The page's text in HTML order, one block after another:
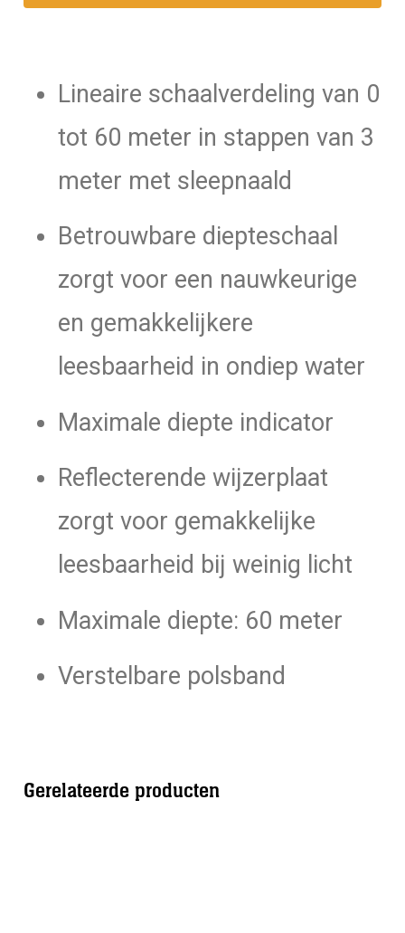
Lineaire schaalverdeling van 0
tot 60 meter in stappen van 3
meter met sleepnaald
Betrouwbare diepteschaal
zorgt voor een nauwkeurige
en gemakkelijkere
leesbaarheid in ondiep water
Maximale diepte indicator
Reflecterende wijzerplaat
zorgt voor gemakkelijke
leesbaarheid bij weinig licht
Maximale diepte: 60 meter
Verstelbare polsband
Gerelateerde producten